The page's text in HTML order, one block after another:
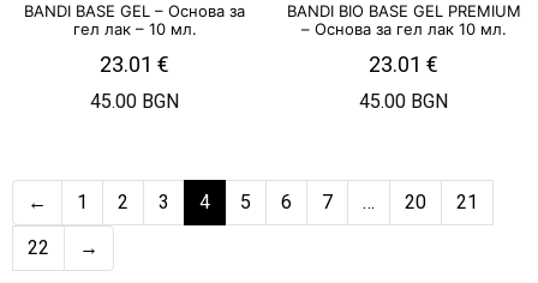
BANDI BASE GEL – Основа за
гел лак – 10 мл.
23.01 €
45.00 BGN
BANDI BIO BASE GEL PREMIUM
– Основа за гел лак 10 мл.
23.01 €
45.00 BGN
← 1 2 3 4 5 6 7 … 20
21
22
→